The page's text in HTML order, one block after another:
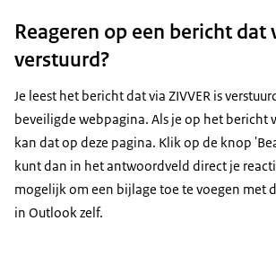
Reageren op een bericht dat
verstuurd?
Je leest het bericht dat via ZIVVER is
beveiligde webpagina. Als je op het bericht
kan dat op deze pagina. Klik op de knop
kunt dan in het antwoordveld direct je
mogelijk om een bijlage toe te voegen met
in Outlook zelf.